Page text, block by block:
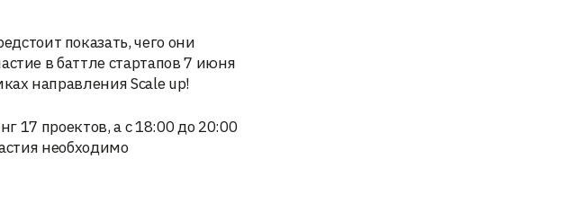
показать, чего они
в баттле стартапов 7 июня
направления Scale up!
17 проектов, а с 18:00 до 20:00
необходимо